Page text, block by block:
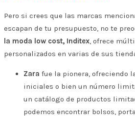
Pero si crees que las marcas
escapan de tu presupuesto, no te
la moda low cost, Inditex, ofrece
personalizados en varias de sus
Zara fue la pionera, ofreciendo
iniciales o bien un número
un catálogo de productos
podemos encontrar bolsos,